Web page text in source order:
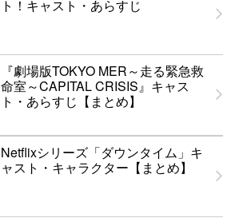
ト！キャスト・あらすじ
『劇場版TOKYO MER～走る緊急救
命室～CAPITAL CRISIS』キャス
ト・あらすじ【まとめ】
Netflixシリーズ「ダウンタイム」キ
ャスト・キャラクター【まとめ】